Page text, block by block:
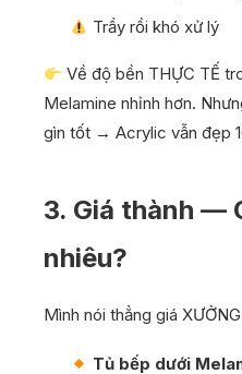
Trầy rồi khó xử lý
Về độ bền THỰC TẾ
Melamine nhỉnh hơn.
gìn tốt → Acrylic vẫn đẹp
3. Giá thành —
nhiêu?
Mình nói thẳng giá
Tủ bếp dưới